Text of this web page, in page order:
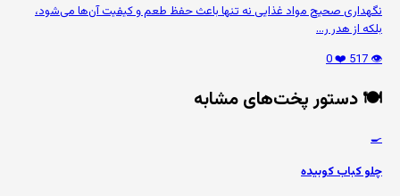
نگهداری صحیح مواد غذایی نه تنها باعث حفظ طعم و کیفیت آن‌ها می‌شود،
بلکه از هدر ر...
👁️ 517
❤️ 0
🍽️ دستور پخت‌های مشابه
🍳
چلو کباب کوبیده